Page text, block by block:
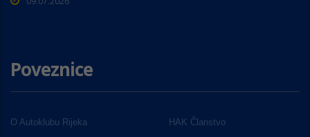
Poveznice
O Autoklubu Rijeka HAK Članstvo